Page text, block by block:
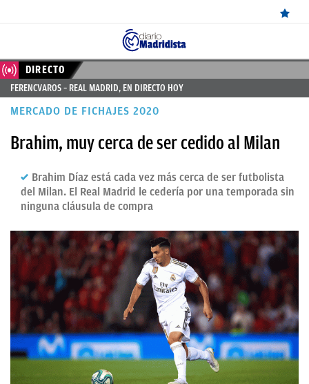
ÚLTIMAS
NOTICIAS
MADRID
BALONCESTO
CANTERA
DIRECTO
FEMENINO
PAPARAZZI
OKDIARIO
DIRECTO
FERENCVAROS – REAL MADRID, EN DIRECTO HOY
MERCADO DE FICHAJES 2020
Brahim, muy cerca de ser cedido al Milan
Brahim Díaz está cada vez más cerca de ser futbolista
del Milan. El Real Madrid le cedería por una temporada sin
ninguna cláusula de compra